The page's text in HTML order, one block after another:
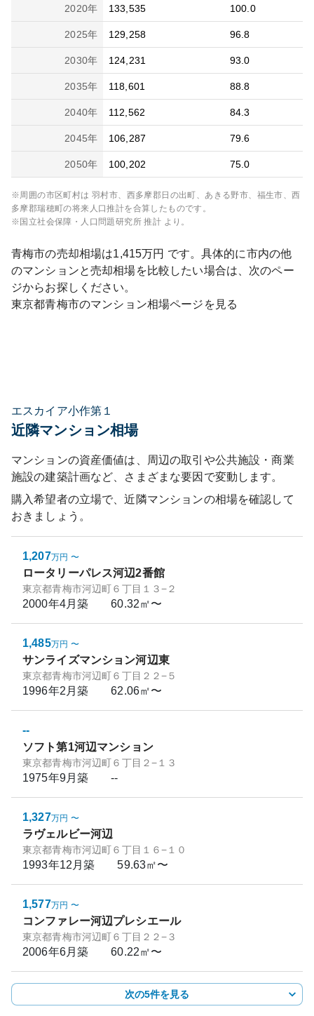
2020年 133,535 100.0
2025年 129,258 96.8
2030年 124,231 93.0
2035年 118,601 88.8
2040年 112,562 84.3
2045年 106,287 79.6
2050年 100,202 75.0
※周囲の市区町村は 羽村市、西多摩郡日の出町、あきる野市、福生市、西
多摩郡瑞穂町の将来人口推計を合算したものです。
※国立社会保障・人口問題研究所 推計 より。
青梅市の売却相場は1,415万円 です。具体的に市内の他
のマンションと売却相場を比較したい場合は、次のペー
ジからお探しください。
東京都青梅市のマンション相場ページを見る
エスカイア小作第１
近隣マンション相場
マンションの資産価値は、周辺の取引や公共施設・商業
施設の建築計画など、さまざまな要因で変動します。
購入希望者の立場で、近隣マンションの相場を確認して
おきましょう。
1,207万円 〜
ロータリーパレス河辺2番館
東京都青梅市河辺町６丁目１３−２
2000年4月築 60.32㎡〜
1,485万円 〜
サンライズマンション河辺東
東京都青梅市河辺町６丁目２２−５
1996年2月築 62.06㎡〜
--
ソフト第1河辺マンション
東京都青梅市河辺町６丁目２−１３
1975年9月築 --
1,327万円 〜
ラヴェルビー河辺
東京都青梅市河辺町６丁目１６−１０
1993年12月築 59.63㎡〜
1,577万円 〜
コンファレー河辺プレシエール
東京都青梅市河辺町６丁目２２−３
2006年6月築 60.22㎡〜
次の5件を見る